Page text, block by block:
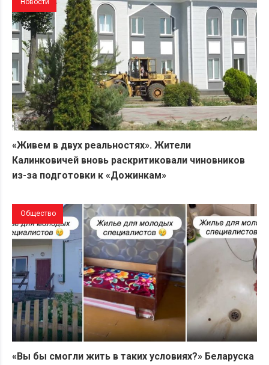
Новости
«Живем в двух реальностях». Жители
Калинковичей вновь раскритиковали чиновников
из-за подготовки к «Дожинкам»
Общество
«Вы бы смогли жить в таких условиях?» Беларуска